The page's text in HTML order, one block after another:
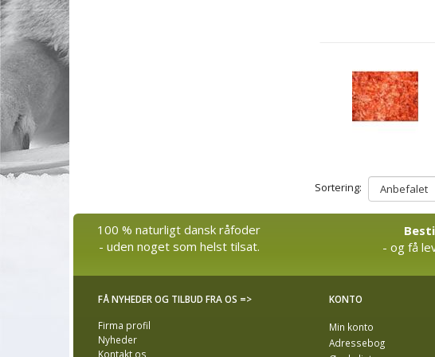
Sortering:
100 % naturligt dansk råfoder
- uden noget som helst tilsat.
- og få
FÅ NYHEDER OG TILBUD FRA OS =>
Firma profil
Nyheder
Kontakt os
KONTO
Min konto
Adressebog